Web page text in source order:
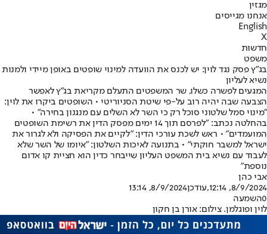
מגזין
אנחנו מגייסים
English
X
חדשות
משפט
בג"ץ פסק נגד לוין: יש לכנס את הוועדה למינוי שופטים באופן מיידי ולמנות
נשיא לעליון
המגעים לפשרה כשלו, שר המשפטים התעלם מקריאת בג"ץ לאפשר
הצבעה שבה יהיה רוב על-פי שיטת הסניוריטי • השופטים ביקרו את לוין:
"מינוי סמל שלטוני סוכל רק כי השר לא השלים עם מנגנון בחירה" •
בהחלטה נכתב: "לפרסם תוך 14 ימים מפסק הדין את רשימת השופטים
המועמדים" • ראש לשכת עורכי הדין: ״לקיים את הפסיקה ולא לגרור את
ישראל למשבר חוקתי״ • בתנועה לאיכות השלטון: "איומו של השר שלא
לעבוד עם נשיא בית המשפט העליון שייבחר כדין הוא חציית קו אדום
נוספת"
אבי כהן
8/9/2024, 12:14
,עודכן8/9/2024, 13:14
0השמעה
לוין ופוגלמן. צילום: אורן בן חקון